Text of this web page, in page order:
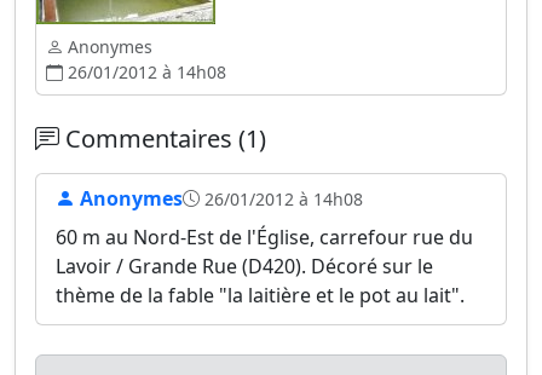
Anonymes
26/01/2012 à 14h08
Commentaires (1)
Anonymes 26/01/2012 à 14h08
60 m au Nord-Est de l'Église, carrefour rue du
Lavoir / Grande Rue (D420). Décoré sur le
thème de la fable "la laitière et le pot au lait".